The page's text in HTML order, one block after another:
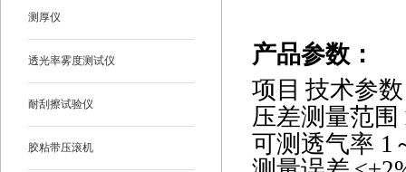
测厚仪
透光率雾度测试仪
耐刮擦试验仪
胶粘带压滚机
产品参数 ：
项目 技术参数
压差测量范围
可测透气率 1